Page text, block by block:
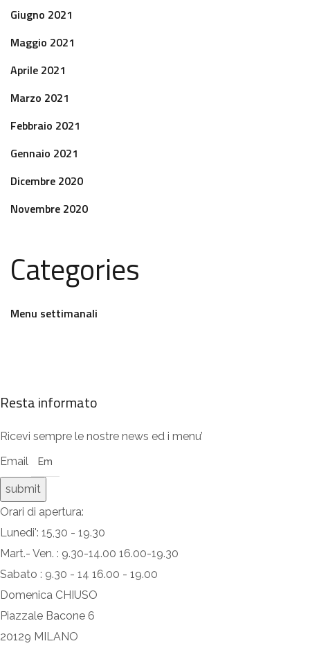
Giugno 2021
Maggio 2021
Aprile 2021
Marzo 2021
Febbraio 2021
Gennaio 2021
Dicembre 2020
Novembre 2020
Categories
Menu settimanali
Resta informato
Ricevi sempre le nostre news ed i menu’
Email
submit
Orari di apertura:
Lunedi': 15,30 - 19.30
Mart.- Ven. : 9.30-14.00 16.00-19.30
Sabato : 9.30 - 14 16.00 - 19.00
Domenica CHIUSO
Piazzale Bacone 6
20129 MILANO